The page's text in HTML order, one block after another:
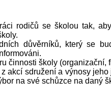
rodičů se školou tak,
důvěrníků, který se
činnosti školy
akcí sdružení a výnosy
na své schůzce na daný